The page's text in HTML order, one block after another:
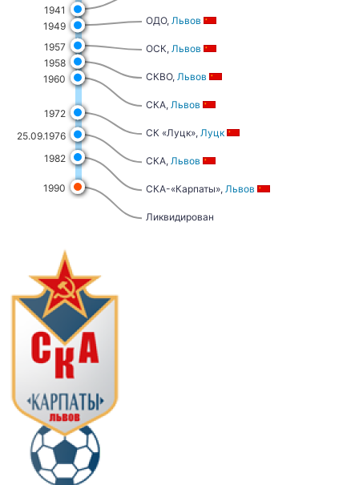
1941
1949
1957
1958
1960
1972
25.09.1976
1982
1990
ОДО, Львов
ОСК, Львов
СКВО, Львов
СКА, Львов
СК «Луцк», Луцк
СКА, Львов
СКА-«Карпаты», Львов
Ликвидирован